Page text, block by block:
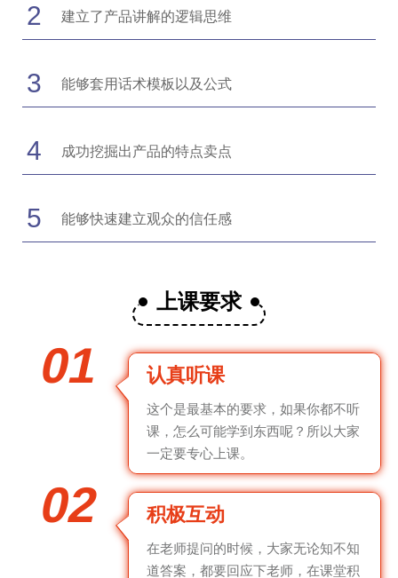
2 建立了产品讲解的逻辑思维
3 能够套用话术模板以及公式
4 成功挖掘出产品的特点卖点
5 能够快速建立观众的信任感
上课要求
01 认真听课
这个是最基本的要求，如果你都不听
课，怎么可能学到东西呢？所以大家
一定要专心上课。
02 积极互动
在老师提问的时候，大家无论知不知
道答案，都要回应下老师，在课堂积